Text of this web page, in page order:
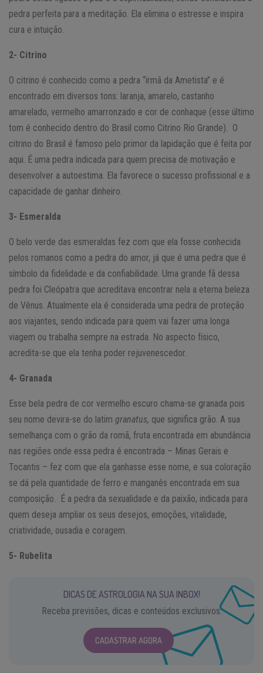
pedra perfeita para a meditação. Ela elimina o estresse e inspira
cura e intuição.
2- Citrino
O citrino é conhecido como a pedra “irmã da Ametista” e é
encontrado em diversos tons: laranja, amarelo, castanho
amarelado, vermelho amarronzado e cor de conhaque (esse último
tom é conhecido dentro do Brasil como Citrino Rio Grande). O
citrino do Brasil é famoso pelo primor da lapidação que é feita por
aqui. É uma pedra indicada para quem precisa de motivação e
desenvolver a autoestima. Ela favorece o sucesso profissional e a
capacidade de ganhar dinheiro.
3- Esmeralda
O belo verde das esmeraldas fez com que ela fosse conhecida
pelos romanos como a pedra do amor, já que é uma pedra que é
símbolo da fidelidade e da confiabilidade. Uma grande fã dessa
pedra foi Cleópatra que acreditava encontrar nela a eterna beleza
de Vênus. Atualmente ela é considerada uma pedra de proteção
aos viajantes, sendo indicada para quem vai fazer uma longa
viagem ou trabalha sempre na estrada. No aspecto físico,
acredita-se que ela tenha poder rejuvenescedor.
4- Granada
Esse bela pedra de cor vermelho escuro chama-se granada pois
seu nome devira-se do latim granatus, que significa grão. A sua
semelhança com o grão da romã, fruta encontrada em abundância
nas regiões onde essa pedra é encontrada – Minas Gerais e
Tocantis – fez com que ela ganhasse esse nome, e sua coloração
se dá pela quantidade de ferro e manganês encontrada em sua
composição. É a pedra da sexualidade e da paixão, indicada para
quem deseja ampliar os seus desejos, emoções, vitalidade,
criatividade, ousadia e coragem.
5- Rubelita
DICAS DE ASTROLOGIA NA SUA INBOX!
Receba previsões, dicas e conteúdos exclusivos.
CADASTRAR AGORA